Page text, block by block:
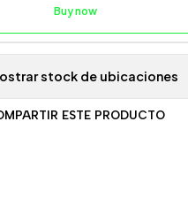
Buy now
stock de ubicaciones
ESTE PRODUCTO